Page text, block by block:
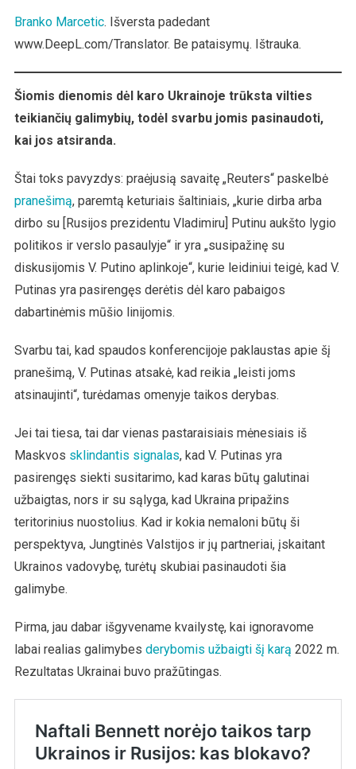
Branko Marcetic. Išversta padedant
www.DeepL.com/Translator. Be pataisymų. Ištrauka.
Šiomis dienomis dėl karo Ukrainoje trūksta vilties
teikiančių galimybių, todėl svarbu jomis pasinaudoti,
kai jos atsiranda.
Štai toks pavyzdys: praėjusią savaitę „Reuters“ paskelbė
pranešimą, paremtą keturiais šaltiniais, „kurie dirba arba
dirbo su [Rusijos prezidentu Vladimiru] Putinu aukšto lygio
politikos ir verslo pasaulyje“ ir yra „susipažinę su
diskusijomis V. Putino aplinkoje“, kurie leidiniui teigė, kad V.
Putinas yra pasirengęs derėtis dėl karo pabaigos
dabartinėmis mūšio linijomis.
Svarbu tai, kad spaudos konferencijoje paklaustas apie šį
pranešimą, V. Putinas atsakė, kad reikia „leisti joms
atsinaujinti“, turėdamas omenyje taikos derybas.
Jei tai tiesa, tai dar vienas pastaraisiais mėnesiais iš
Maskvos sklindantis signalas, kad V. Putinas yra
pasirengęs siekti susitarimo, kad karas būtų galutinai
užbaigtas, nors ir su sąlyga, kad Ukraina pripažins
teritorinius nuostolius. Kad ir kokia nemaloni būtų ši
perspektyva, Jungtinės Valstijos ir jų partneriai, įskaitant
Ukrainos vadovybę, turėtų skubiai pasinaudoti šia
galimybe.
Pirma, jau dabar išgyvename kvailystę, kai ignoravome
labai realias galimybes derybomis užbaigti šį karą 2022 m.
Rezultatas Ukrainai buvo pražūtingas.